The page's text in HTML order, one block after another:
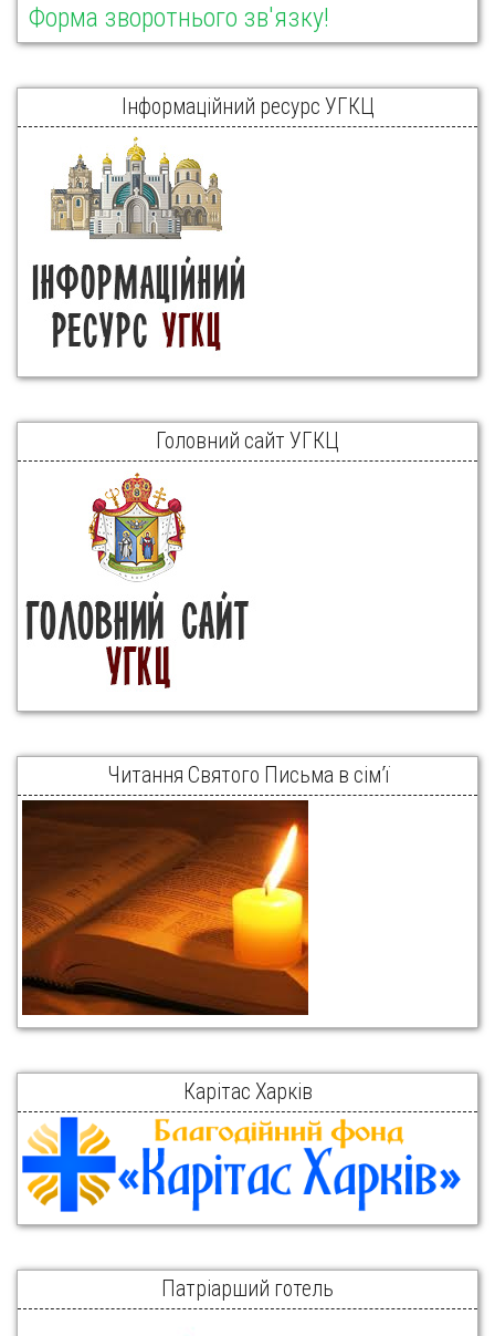
Форма зворотнього зв'язку!
Інформаційний ресурс УГКЦ
Головний сайт УГКЦ
Читання Святого Письма в сім’ї
Карітас Харків
Патріарший готель